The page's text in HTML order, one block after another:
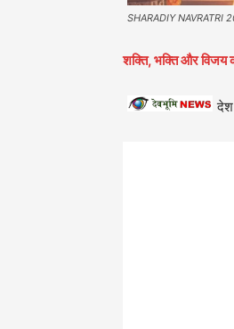
SHARADIY NAVRATRI
शक्ति, भक्ति और विजय
देश